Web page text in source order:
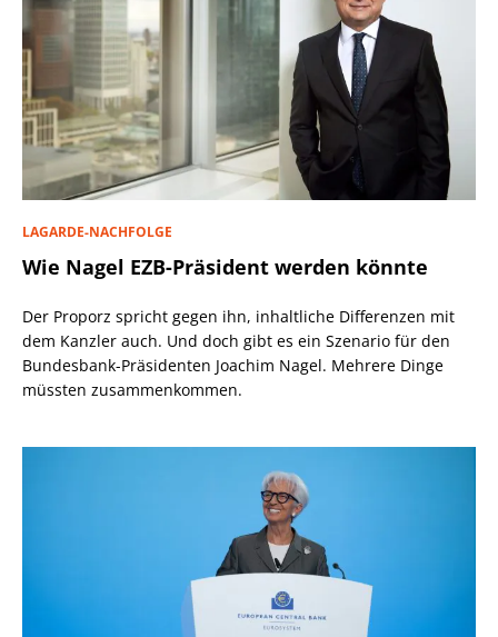
LAGARDE-NACHFOLGE
Wie Nagel EZB-Präsident werden könnte
Der Proporz spricht gegen ihn, inhaltliche Differenzen mit
dem Kanzler auch. Und doch gibt es ein Szenario für den
Bundesbank-Präsidenten Joachim Nagel. Mehrere Dinge
müssten zusammenkommen.